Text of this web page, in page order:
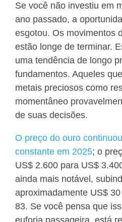
Se você não investiu em
ano passado, a
esgotou. Os movimentos
estão longe de terminar.
uma tendência de longo
fundamentos. Aqueles
metais preciosos como
momentâneo
de suas decisões.
O preço do ouro
constante em 2025; o
US$ 2.600 para US$
ainda mais notável,
aproximadamente US$
83. Se você pensa que